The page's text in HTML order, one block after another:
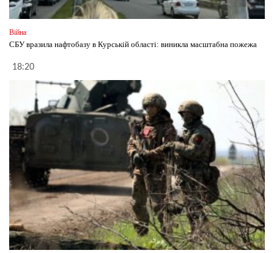
Війна
СБУ вразила нафтобазу в Курській області: виникла масштабна пожежа
18:20